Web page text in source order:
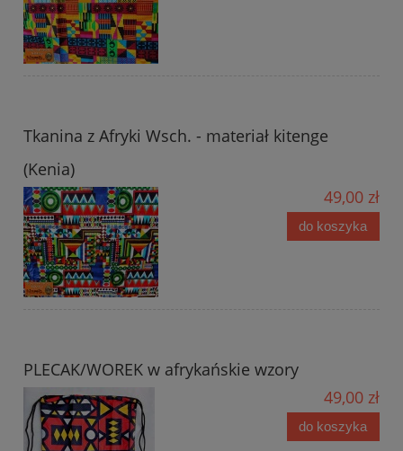
Tkanina z Afryki Wsch. - materiał kitenge
(Kenia)
49,00 zł
do koszyka
PLECAK/WOREK w afrykańskie wzory
49,00 zł
do koszyka